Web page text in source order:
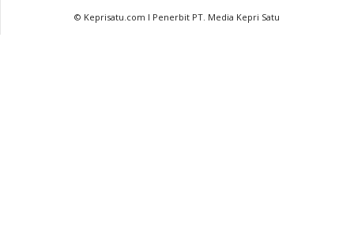
© Keprisatu.com I Penerbit PT. Media Kepri Satu